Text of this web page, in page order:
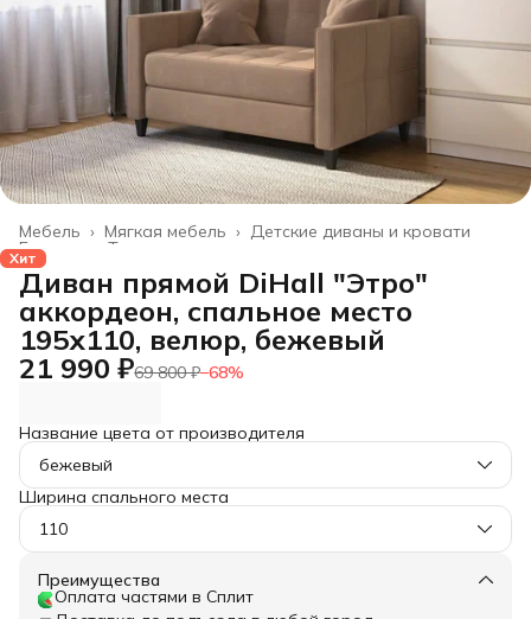
Детские диваны и кровати
Мягкая мебель ›
Мебель ›
Товары для дома
Главная
Хит
Диван прямой DiHall "Этро"
аккордеон, спальное место
195х110, велюр, бежевый
21 990 ₽69 800 ₽−68%
Название цвета от производителя
бежевый
Ширина спального места
110
Преимущества
Оплата частями в Сплит